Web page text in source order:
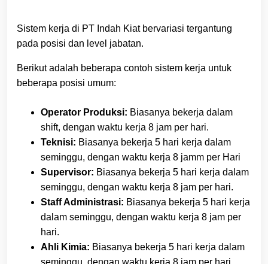
Sistem kerja di PT Indah Kiat bervariasi tergantung
pada posisi dan level jabatan.
Berikut adalah beberapa contoh sistem kerja untuk
beberapa posisi umum:
Operator Produksi: Biasanya bekerja dalam
shift, dengan waktu kerja 8 jam per hari.
Teknisi: Biasanya bekerja 5 hari kerja dalam
seminggu, dengan waktu kerja 8 jamm per Hari
Supervisor: Biasanya bekerja 5 hari kerja dalam
seminggu, dengan waktu kerja 8 jam per hari.
Staff Administrasi: Biasanya bekerja 5 hari kerja
dalam seminggu, dengan waktu kerja 8 jam per
hari.
Ahli Kimia: Biasanya bekerja 5 hari kerja dalam
seminggu, dengan waktu kerja 8 jam per hari.